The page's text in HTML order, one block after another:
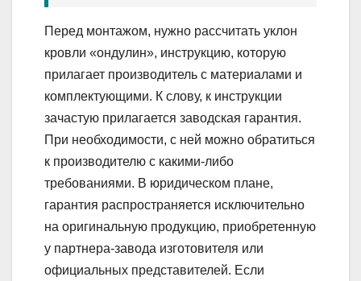
Перед монтажом, нужно рассчитать уклон
кровли «ондулин», инструкцию, которую
прилагает производитель с материалами и
комплектующими. К слову, к инструкции
зачастую прилагается заводская гарантия.
При необходимости, с ней можно обратиться
к производителю с какими-либо
требованиями. В юридическом плане,
гарантия распространяется исключительно
на оригинальную продукцию, приобретенную
у партнера-завода изготовителя или
официальных представителей. Если